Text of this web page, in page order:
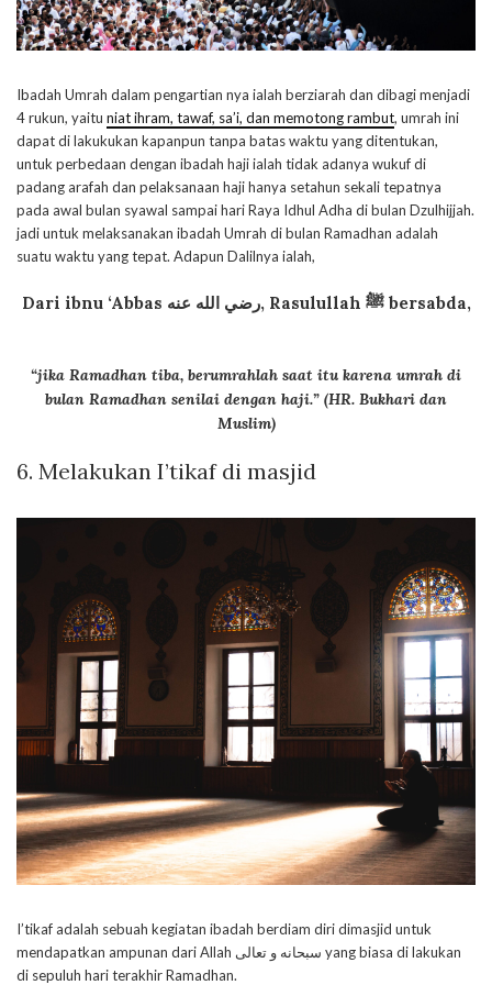
Ibadah Umrah dalam pengartian nya ialah berziarah dan dibagi menjadi
4 rukun, yaitu niat ihram, tawaf, sa’i, dan memotong rambut, umrah ini
dapat di lakukukan kapanpun tanpa batas waktu yang ditentukan,
untuk perbedaan dengan ibadah haji ialah tidak adanya wukuf di
padang arafah dan pelaksanaan haji hanya setahun sekali tepatnya
pada awal bulan syawal sampai hari Raya Idhul Adha di bulan Dzulhijjah.
jadi untuk melaksanakan ibadah Umrah di bulan Ramadhan adalah
suatu waktu yang tepat. Adapun Dalilnya ialah,
Dari ibnu ‘Abbas رضي الله عنه , Rasulullah ﷺ bersabda,
“jika Ramadhan tiba, berumrahlah saat itu karena umrah di
bulan Ramadhan senilai dengan haji.” (HR. Bukhari dan
Muslim)
6. Melakukan I’tikaf di masjid
I’tikaf adalah sebuah kegiatan ibadah berdiam diri dimasjid untuk
mendapatkan ampunan dari Allah سبحانه و تعالى yang biasa di lakukan
di sepuluh hari terakhir Ramadhan.